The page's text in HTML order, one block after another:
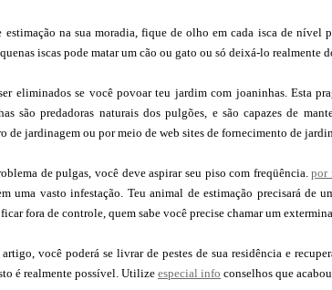
na sua moradia, fique de olho em cada isca de nível
iscas pode matar um cão ou gato ou só deixá-lo realmente
eliminados se você povoar teu jardim com joaninhas. Esta
são predadoras naturais dos pulgões, e são capazes de
de jardinagem ou por meio de web sites de fornecimento de
de pulgas, você deve aspirar seu piso com freqüência.por
uma vasto infestação. Teu animal de estimação precisará
fora de controle, quem sabe você precise chamar um
você poderá se livrar de pestes de sua residência e
é realmente possível. Utilize especial info conselhos que